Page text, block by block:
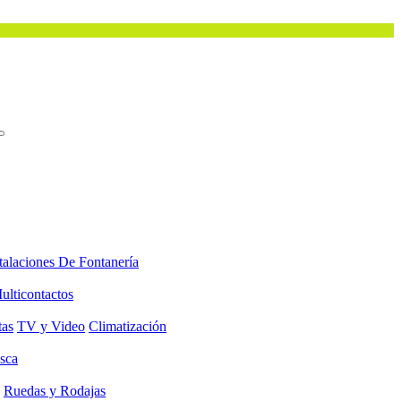
De Fontanería
TV y Video Climatización
Ruedas y Rodajas